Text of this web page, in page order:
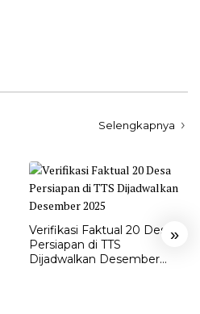
Selengkapnya
»
Verifikasi Faktual 20 Desa
Persiapan di TTS
Dijadwalkan Desember